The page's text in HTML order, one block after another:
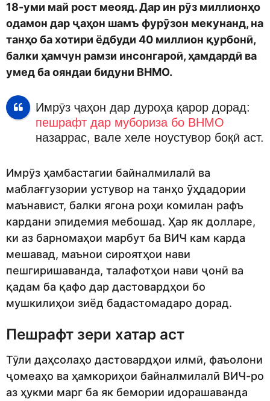
18-уми май рост меояд. Дар ин рӯз миллионҳо
одамон дар ҷаҳон шамъ фурӯзон мекунанд, на
танҳо ба хотири ёдбуди 40 миллион қурбонӣ,
балки ҳамчун рамзи инсонгароӣ, ҳамдардӣ ва
умед ба ояндаи бидуни ВНМО.
Имрӯз ҷаҳон дар дуроҳа қарор дорад:
пешрафт дар мубориза бо ВНМО
назаррас, вале хеле ноустувор боқӣ аст.
Имрӯз ҳамбастагии байналмилалӣ ва
маблағгузории устувор на танҳо ӯҳдадории
маънавист, балки ягона роҳи комилан рафъ
кардани эпидемия мебошад. Ҳар як долларе,
ки аз барномаҳои марбут ба ВИЧ кам карда
мешавад, маънои сироятҳои нави
пешгиришаванда, талафотҳои нави ҷонӣ ва
қадам ба қафо дар дастовардҳои бо
мушкилиҳои зиёд бадастомадаро дорад.
Пешрафт зери хатар аст
Тӯли даҳсолаҳо дастовардҳои илмӣ, фаъолони
ҷомеаҳо ва ҳамкориҳои байналмилалӣ ВИЧ-ро
аз ҳукми марг ба як бемории идорашаванда